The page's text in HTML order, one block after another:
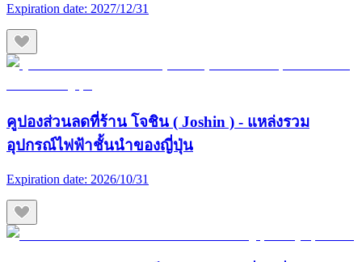
Expiration date: 2027/12/31
คูปองส่วนลดที่ร้าน โจชิน ( Joshin ) - แหล่งรวม
อุปกรณ์ไฟฟ้าชั้นนำของญี่ปุ่น
Expiration date: 2026/10/31